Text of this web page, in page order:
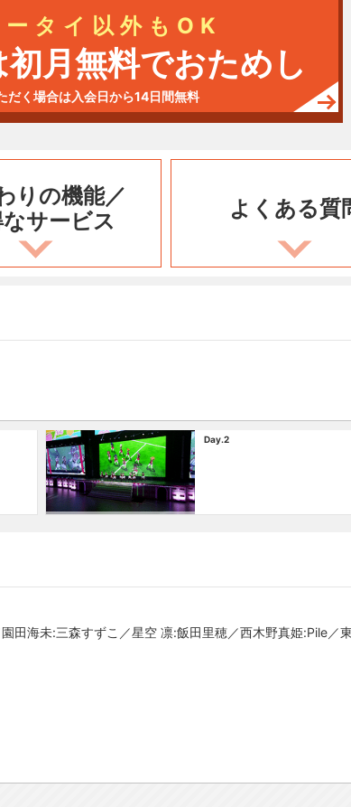
ータイ以外もOK
月無料でおためし
だく場合は入会日から14日間無料
りの機能／
サービス
よくある質
Day.2
田海未:三森すずこ／星空 凛:飯田里穂／西木野真姫:Pile／